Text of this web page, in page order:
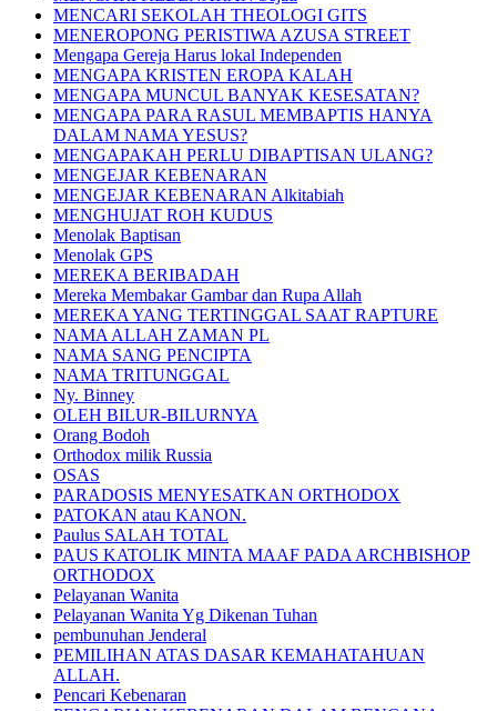
MENCARI SEKOLAH THEOLOGI GITS
MENEROPONG PERISTIWA AZUSA STREET
Mengapa Gereja Harus lokal Independen
MENGAPA KRISTEN EROPA KALAH
MENGAPA MUNCUL BANYAK KESESATAN?
MENGAPA PARA RASUL MEMBAPTIS HANYA
DALAM NAMA YESUS?
MENGAPAKAH PERLU DIBAPTISAN ULANG?
MENGEJAR KEBENARAN
MENGEJAR KEBENARAN Alkitabiah
MENGHUJAT ROH KUDUS
Menolak Baptisan
Menolak GPS
MEREKA BERIBADAH
Mereka Membakar Gambar dan Rupa Allah
MEREKA YANG TERTINGGAL SAAT RAPTURE
NAMA ALLAH ZAMAN PL
NAMA SANG PENCIPTA
NAMA TRITUNGGAL
Ny. Binney
OLEH BILUR-BILURNYA
Orang Bodoh
Orthodox milik Russia
OSAS
PARADOSIS MENYESATKAN ORTHODOX
PATOKAN atau KANON.
Paulus SALAH TOTAL
PAUS KATOLIK MINTA MAAF PADA ARCHBISHOP
ORTHODOX
Pelayanan Wanita
Pelayanan Wanita Yg Dikenan Tuhan
pembunuhan Jenderal
PEMILIHAN ATAS DASAR KEMAHATAHUAN
ALLAH.
Pencari Kebenaran